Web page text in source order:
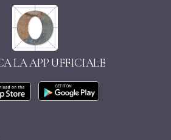
LA APP UFFICIALE